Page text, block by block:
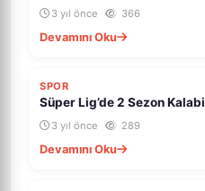
3 yıl önce 366
Devamını Oku
SPOR
Süper Lig’de 2 Sezon
3 yıl önce 289
Devamını Oku